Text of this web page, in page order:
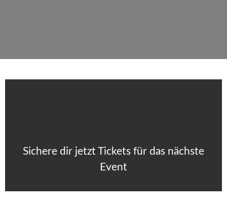
Sichere dir jetzt Tickets für das nächste
Event